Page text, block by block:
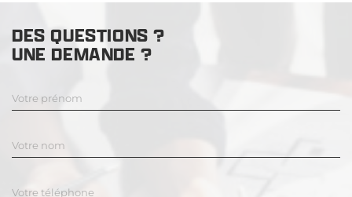
DES QUESTIONS ?
UNE DEMANDE ?